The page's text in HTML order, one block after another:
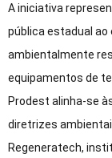
A iniciativa
pública estadual
ambientalmente
equipamentos de
Prodest alinha-se
diretrizes
Regeneratech,